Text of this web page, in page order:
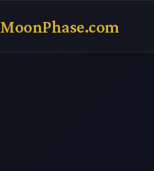
MoonPhase.com